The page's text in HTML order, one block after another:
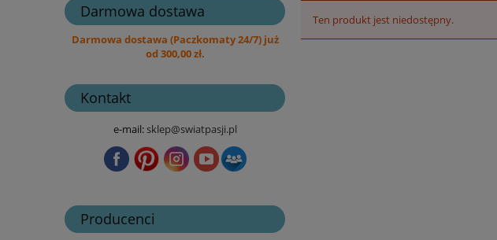
Darmowa dostawa
Darmowa dostawa (Paczkomaty 24/7) już
od 300,00 zł.
Kontakt
e-mail:sklep@swiatpasji.pl
Producenci
Ten produkt jest niedostępny.